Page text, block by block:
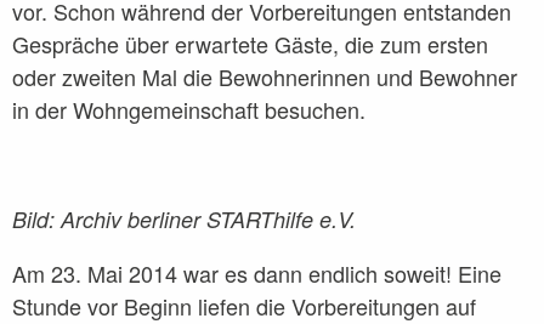
Die Grünen Bananen
Projekte
Partner
Buchung
vor. Schon während der Vorbereitungen entstanden
Gespräche über erwartete Gäste, die zum ersten
oder zweiten Mal die Bewohnerinnen und Bewohner
in der Wohngemeinschaft besuchen.
Bild: Archiv berliner STARThilfe e.V.
Am 23. Mai 2014 war es dann endlich soweit! Eine
Stunde vor Beginn liefen die Vorbereitungen auf